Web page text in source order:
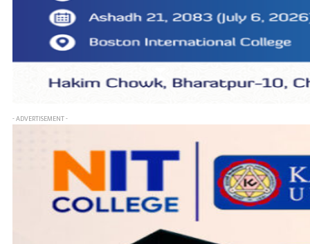
- ADVERTISEMENT -